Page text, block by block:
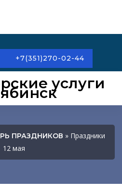
+7(351)270-02-44
ПРАЗДНИКОВ » Праздники
12 мая